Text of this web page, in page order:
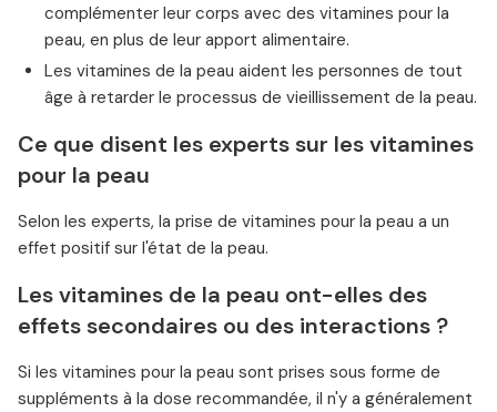
complémenter leur corps avec des vitamines pour la
peau, en plus de leur apport alimentaire.
Les vitamines de la peau aident les personnes de tout
âge à retarder le processus de vieillissement de la peau.
Ce que disent les experts sur les vitamines
pour la peau
Selon les experts, la prise de vitamines pour la peau a un
effet positif sur l'état de la peau.
Les vitamines de la peau ont-elles des
effets secondaires ou des interactions ?
Si les vitamines pour la peau sont prises sous forme de
suppléments à la dose recommandée, il n'y a généralement